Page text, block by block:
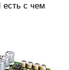
с чем